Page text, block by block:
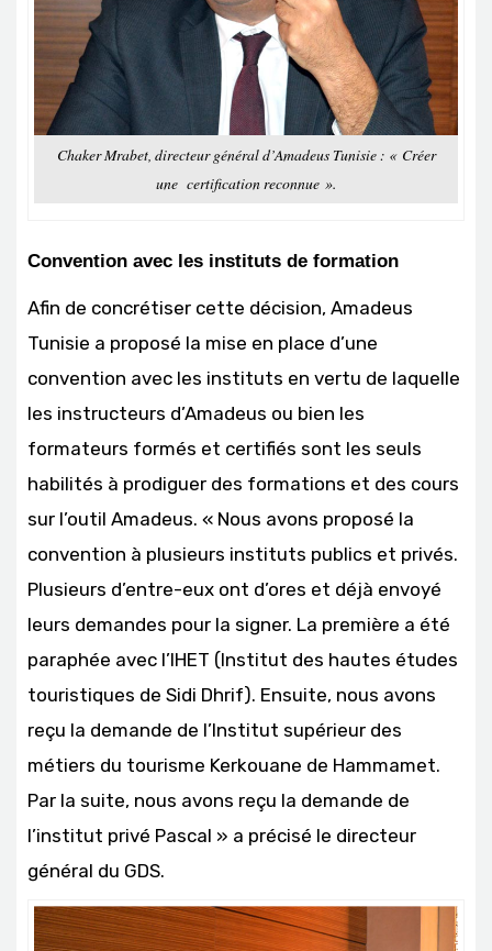
Chaker Mrabet, directeur général d’Amadeus Tunisie : « Créer
une certification reconnue ».
Convention avec les instituts de formation
Afin de concrétiser cette décision, Amadeus
Tunisie a proposé la mise en place d’une
convention avec les instituts en vertu de laquelle
les instructeurs d’Amadeus ou bien les
formateurs formés et certifiés sont les seuls
habilités à prodiguer des formations et des cours
sur l’outil Amadeus. « Nous avons proposé la
convention à plusieurs instituts publics et privés.
Plusieurs d’entre-eux ont d’ores et déjà envoyé
leurs demandes pour la signer. La première a été
paraphée avec l’IHET (Institut des hautes études
touristiques de Sidi Dhrif). Ensuite, nous avons
reçu la demande de l’Institut supérieur des
métiers du tourisme Kerkouane de Hammamet.
Par la suite, nous avons reçu la demande de
l’institut privé Pascal » a précisé le directeur
général du GDS.